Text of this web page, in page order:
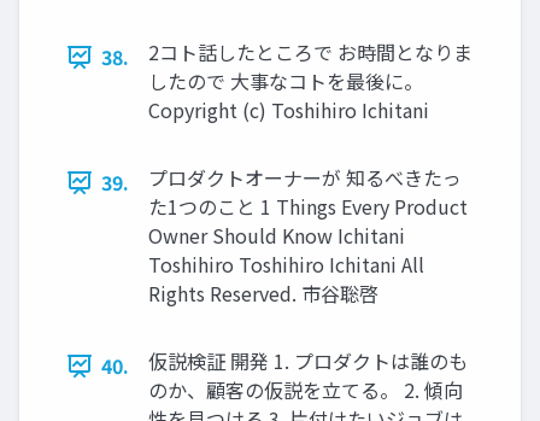
38.
2コト話したところで お時間となりま
したので ⼤事なコトを最後に。
Copyright (c) Toshihiro Ichitani
39.
プロダクトオーナーが 知るべきたっ
た1つのこと 1 Things Every Product
Owner Should Know Ichitani
Toshihiro Toshihiro Ichitani All
Rights Reserved. 市⾕聡啓
40.
仮説検証 開発 1. プロダクトは誰のも
のか、顧客の仮説を⽴てる。 2. 傾向